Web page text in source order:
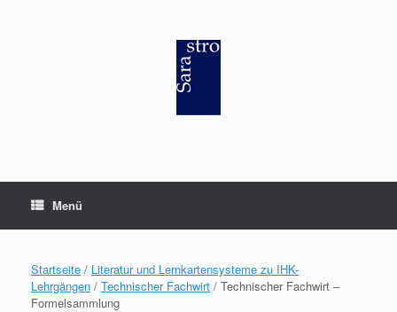
Menü
Startseite / Literatur und Lernkartensysteme zu IHK-
Lehrgängen / Technischer Fachwirt / Technischer Fachwirt –
Formelsammlung